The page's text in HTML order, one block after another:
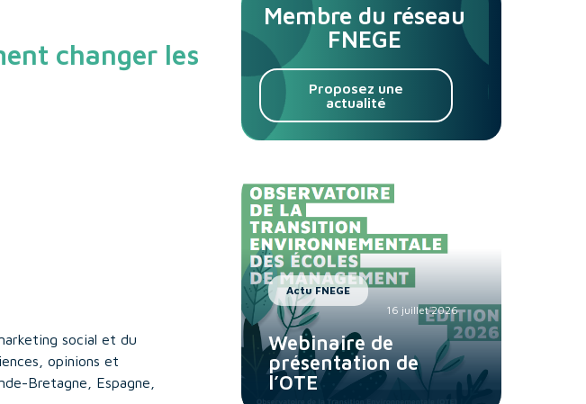
changer les
social et du
opinions et
Bretagne, Espagne,
Membre du réseau
FNEGE
Proposez une
actualité
Actu FNEGE
16 juillet 2026
Webinaire de
présentation de
l’OTE